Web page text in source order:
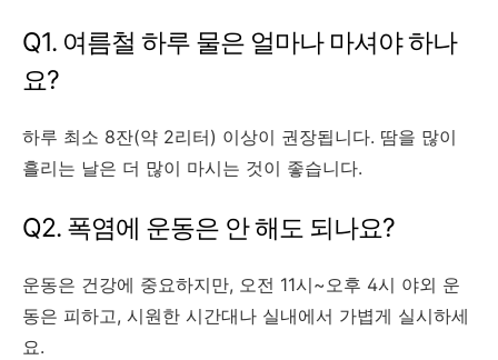
Q1. 여름철 하루 물은 얼마나 마셔야 하나
요?
하루 최소 8잔(약 2리터) 이상이 권장됩니다. 땀을 많이
흘리는 날은 더 많이 마시는 것이 좋습니다.
Q2. 폭염에 운동은 안 해도 되나요?
운동은 건강에 중요하지만, 오전 11시~오후 4시 야외 운
동은 피하고, 시원한 시간대나 실내에서 가볍게 실시하세
요.